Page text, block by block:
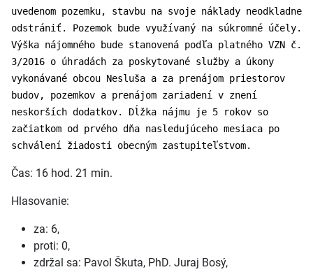
uvedenom pozemku, stavbu na svoje náklady neodkladne
odstrániť. Pozemok bude využívaný na súkromné účely.
Výška nájomného bude stanovená podľa platného VZN č.
3/2016 o úhradách za poskytované služby a úkony
vykonávané obcou Nesluša a za prenájom priestorov
budov, pozemkov a prenájom zariadení v znení
neskorších dodatkov. Dĺžka nájmu je 5 rokov so
začiatkom od prvého dňa nasledujúceho mesiaca po
schválení žiadosti obecným zastupiteľstvom.
Čas: 16 hod. 21 min.
Hlasovanie:
za: 6,
proti: 0,
zdržal sa: Pavol Škuta, PhD. Juraj Bosý,